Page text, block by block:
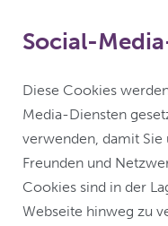
Social-
Diese Cookies
Media-Diensten
verwenden, damit
Freunden und
Cookies sind in der
Webseite hinweg zu